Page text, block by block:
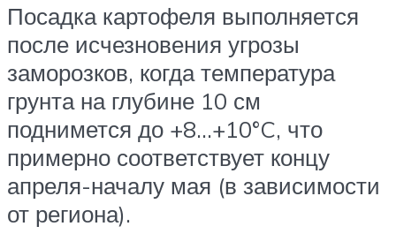
Посадка картофеля выполняется
после исчезновения угрозы
заморозков, когда температура
грунта на глубине 10 см
поднимется до +8…+10°C, что
примерно соответствует концу
апреля-началу мая (в зависимости
от региона).